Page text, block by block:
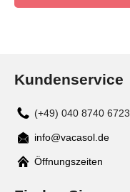
Kundenservice
(+49) 040 8740 6723
Mail
info@vacasol.de
Öffnungszeiten